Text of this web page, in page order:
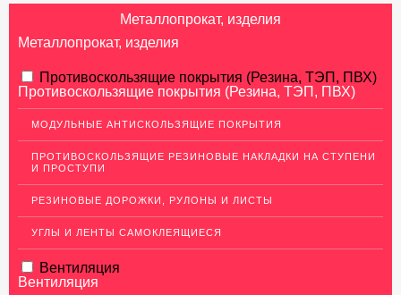
Металлопрокат, изделия
Металлопрокат, изделия
АЛЮМИНИЕВЫЙ ПРОКАТ
НЕРЖАВЕЮЩАЯ СТАЛЬ
МЕДНЫЙ ПРОКАТ
Медный лист (листовая медь)
Медная панель
Медный (круг) пруток
Шины медные
Противоскользящие покрытия (Резина, ТЭП, ПВХ)
Противоскользящие покрытия (Резина, ТЭП, ПВХ)
МОДУЛЬНЫЕ АНТИСКОЛЬЗЯЩИЕ ПОКРЫТИЯ
ПРОТИВОСКОЛЬЗЯЩИЕ РЕЗИНОВЫЕ НАКЛАДКИ НА СТУПЕНИ
И ПРОСТУПИ
РЕЗИНОВЫЕ ДОРОЖКИ, РУЛОНЫ И ЛИСТЫ
УГЛЫ И ЛЕНТЫ САМОКЛЕЯЩИЕСЯ
Вентиляция
Вентиляция